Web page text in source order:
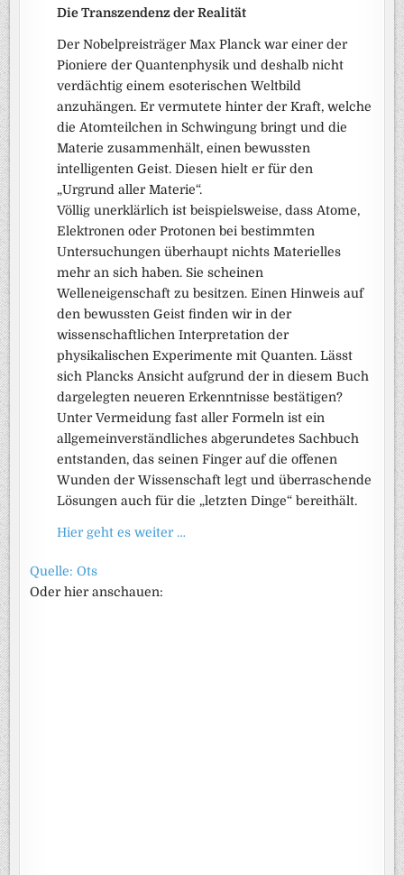
Die Transzendenz der Realität
Der Nobelpreisträger Max Planck war einer der
Pioniere der Quantenphysik und deshalb nicht
verdächtig einem esoterischen Weltbild
anzuhängen. Er vermutete hinter der Kraft, welche
die Atomteilchen in Schwingung bringt und die
Materie zusammenhält, einen bewussten
intelligenten Geist. Diesen hielt er für den
„Urgrund aller Materie“.
Völlig unerklärlich ist beispielsweise, dass Atome,
Elektronen oder Protonen bei bestimmten
Untersuchungen überhaupt nichts Materielles
mehr an sich haben. Sie scheinen
Welleneigenschaft zu besitzen. Einen Hinweis auf
den bewussten Geist finden wir in der
wissenschaftlichen Interpretation der
physikalischen Experimente mit Quanten. Lässt
sich Plancks Ansicht aufgrund der in diesem Buch
dargelegten neueren Erkenntnisse bestätigen?
Unter Vermeidung fast aller Formeln ist ein
allgemeinverständliches abgerundetes Sachbuch
entstanden, das seinen Finger auf die offenen
Wunden der Wissenschaft legt und überraschende
Lösungen auch für die „letzten Dinge“ bereithält.
Hier geht es weiter …
Quelle: Ots
Oder hier anschauen: